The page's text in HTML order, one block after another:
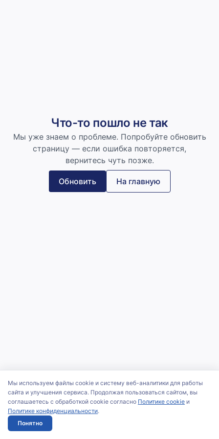
Что-то пошло не так
Мы уже знаем о проблеме. Попробуйте обновить
страницу — если ошибка повторяется,
вернитесь чуть позже.
Обновить На главную
Мы используем файлы cookie и систему веб-аналитики для работы
сайта и улучшения сервиса. Продолжая пользоваться сайтом, вы
соглашаетесь с обработкой cookie согласно Политике cookie и
Политике конфиденциальности.
Понятно